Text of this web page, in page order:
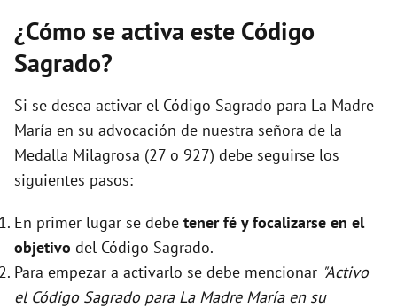
¿Cómo se activa este Código
Sagrado?
Si se desea activar el Código Sagrado para La Madre
María en su advocación de nuestra señora de la
Medalla Milagrosa (27 o 927) debe seguirse los
siguientes pasos:
En primer lugar se debe tener fé y focalizarse en el
objetivo del Código Sagrado.
Para empezar a activarlo se debe mencionar "Activo
el Código Sagrado para La Madre María en su